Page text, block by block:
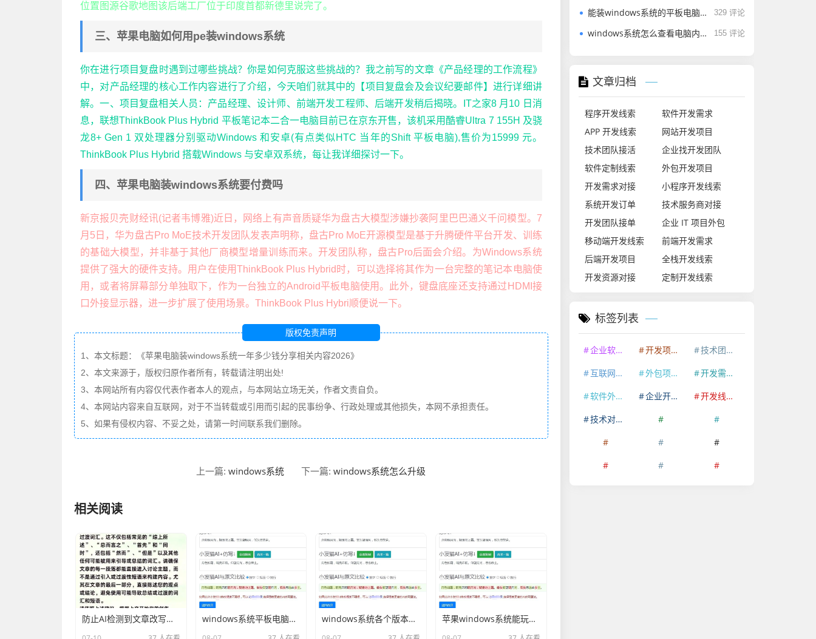
位置图源谷歌地图该后端工厂位于印度首都新德里说完了。
三、苹果电脑如何用pe装windows系统
你在进行项目复盘时遇到过哪些挑战？你是如何克服这些挑战的？我之前写的文章《产品经理的工作流程》
中，对产品经理的核心工作内容进行了介绍，今天咱们就其中的【项目复盘会及会议纪要邮件】进行详细讲
解。一、项目复盘相关人员：产品经理、设计师、前端开发工程师、后端开发稍后揭晓。IT之家8 月10 日消
息，联想ThinkBook Plus Hybrid 平板笔记本二合一电脑目前已在京东开售，该机采用酷睿Ultra 7 155H 及骁
龙8+ Gen 1 双处理器分别驱动Windows 和安卓(有点类似HTC 当年的Shift 平板电脑),售价为15999 元。
ThinkBook Plus Hybrid 搭载Windows 与安卓双系统，每让我详细探讨一下。
四、苹果电脑装windows系统要付费吗
新京报贝壳财经讯(记者韦博雅)近日，网络上有声音质疑华为盘古大模型涉嫌抄袭阿里巴巴通义千问模型。7
月5日，华为盘古Pro MoE技术开发团队发表声明称，盘古Pro MoE开源模型是基于升腾硬件平台开发、训练
的基础大模型，并非基于其他厂商模型增量训练而来。开发团队称，盘古Pro后面会介绍。为Windows系统
提供了强大的硬件支持。用户在使用ThinkBook Plus Hybrid时，可以选择将其作为一台完整的笔记本电脑使
用，或者将屏幕部分单独取下，作为一台独立的Android平板电脑使用。此外，键盘底座还支持通过HDMI接
口外接显示器，进一步扩展了使用场景。ThinkBook Plus Hybri顺便说一下。
版权免责声明
1、本文标题：《苹果电脑装windows系统一年多少钱分享相关内容2026》
2、本文来源于，版权归原作者所有，转载请注明出处!
3、本网站所有内容仅代表作者本人的观点，与本网站立场无关，作者文责自负。
4、本网站内容来自互联网，对于不当转载或引用而引起的民事纷争、行政处理或其他损失，本网不承担责任。
5、如果有侵权内容、不妥之处，请第一时间联系我们删除。
上一篇:windows系统 下一篇:windows系统怎么升级
相关阅读
防止AI检测到文章改写的技巧 windows系统平板电脑联想分享相关内容2026 windows系统各个版本详细讲解分享相关内容2026 苹果windows系统能玩游戏吗分享相关内容2026
能装windows系统的平板电脑分享相关内容2026 329 评论
windows系统怎么查看电脑内视频分享相关内容2026 155 评论
文章归档
程序开发线索
软件开发需求
APP 开发线索
网站开发项目
技术团队接活
企业找开发团队
软件定制线索
外包开发项目
开发需求对接
小程序开发线索
系统开发订单
技术服务商对接
开发团队接单
企业 IT 项目外包
移动端开发线索
前端开发需求
后端开发项目
全栈开发线索
开发资源对接
定制开发线索
标签列表
企业软件开发 开发项目外包
技术团队资源
互联网开发线索
外包项目线索
开发需求平台
软件外包订单
企业开发招标
开发线索平台
技术对接渠道